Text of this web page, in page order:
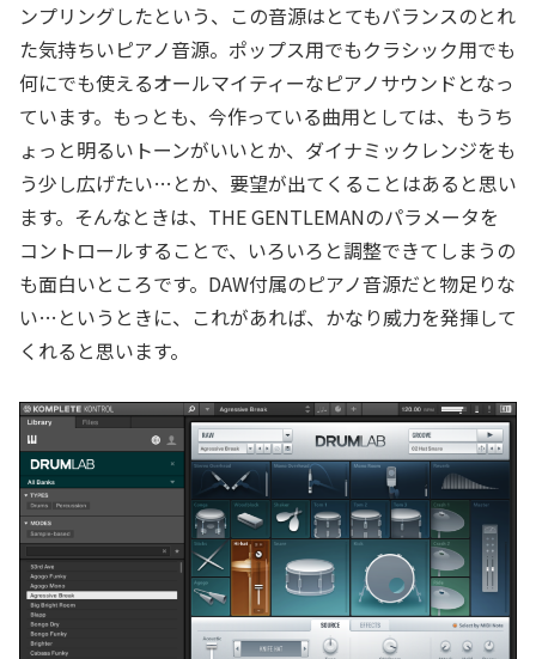
ンプリングしたという、この音源はとてもバランスのとれ
た気持ちいピアノ音源。ポップス用でもクラシック用でも
何にでも使えるオールマイティーなピアノサウンドとなっ
ています。もっとも、今作っている曲用としては、もうち
ょっと明るいトーンがいいとか、ダイナミックレンジをも
う少し広げたい…とか、要望が出てくることはあると思い
ます。そんなときは、THE GENTLEMANのパラメータを
コントロールすることで、いろいろと調整できてしまうの
も面白いところです。DAW付属のピアノ音源だと物足りな
い…というときに、これがあれば、かなり威力を発揮して
くれると思います。